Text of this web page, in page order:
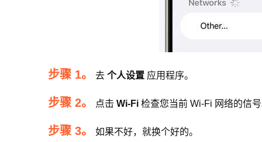
步骤 1。 去 个人设置 应用程序。
步骤 2。 点击 Wi-Fi 检查您当前 Wi-Fi 网络的信
步骤 3。 如果不好，就换个好的。